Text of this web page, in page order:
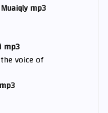
mp3
mp3
voice of